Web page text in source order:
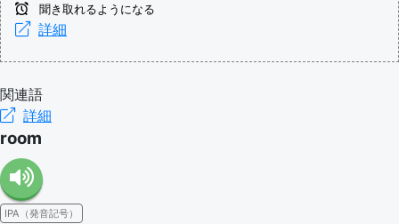
聞き取れるようになる
詳細
関連語
詳細
room
IPA（発音記号）